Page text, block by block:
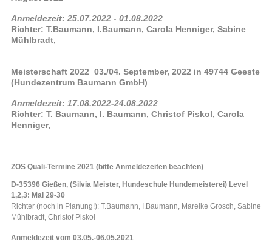
Anmeldezeit: 25.07.2022 - 01.08.2022
Richter: T.Baumann, I.Baumann, Carola Henniger, Sabine
Mühlbradt,
Meisterschaft 2022 03./04. September, 2022 in 49744 Geeste
(Hundezentrum Baumann GmbH)
Anmeldezeit: 17.08.2022-24.08.2022
Richter: T. Baumann, I. Baumann, Christof Piskol, Carola
Henniger,
ZOS Quali-Termine 2021 (bitte Anmeldezeiten beachten)
D-35396 Gießen, (Silvia Meister, Hundeschule Hundemeisterei) Level
1,2,3: Mai 29-30
Richter (noch in Planung!): T.Baumann, I.Baumann, Mareike Grosch, Sabine
Mühlbradt, Christof Piskol
Anmeldezeit vom 03.05.-06.05.2021